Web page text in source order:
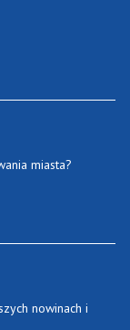
miasta?
nowinach i